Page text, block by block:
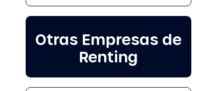
Otras Empresas de
Renting